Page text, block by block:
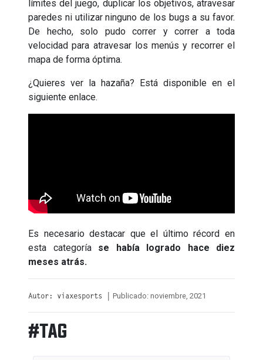
límites del juego, duplicar los objetivos, atravesar
paredes ni utilizar ninguno de los bugs a su favor.
De hecho, solo pudo correr y correr a toda
velocidad para atravesar los menús y recorrer el
mapa de forma óptima.
¿Quieres ver la hazaña? Está disponible en el
siguiente enlace.
Es necesario destacar que el último récord en
esta categoría se había logrado hace diez
meses atrás.
Autor: viaxesports | Publicado: noviembre, 2021
#TAG